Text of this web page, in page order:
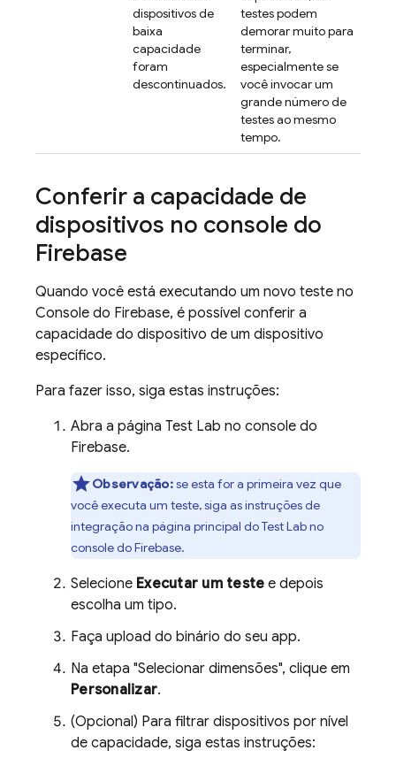
dispositivos de
baixa
capacidade
foram
descontinuados.
testes podem
demorar muito para
terminar,
especialmente se
você invocar um
grande número de
testes ao mesmo
tempo.
Conferir a capacidade de
dispositivos no console do
Firebase
Quando você está executando um novo teste no
Console do Firebase, é possível conferir a
capacidade do dispositivo de um dispositivo
específico.
Para fazer isso, siga estas instruções:
Abra a página Test Lab no console do
Firebase.
Observação:se esta for a primeira vez que
você executa um teste, siga as instruções de
integração na página principal doTest Labno
console doFirebase.
Selecione Executar um teste e depois
escolha um tipo.
Faça upload do binário do seu app.
Na etapa "Selecionar dimensões", clique em
Personalizar.
(Opcional) Para filtrar dispositivos por nível
de capacidade, siga estas instruções: